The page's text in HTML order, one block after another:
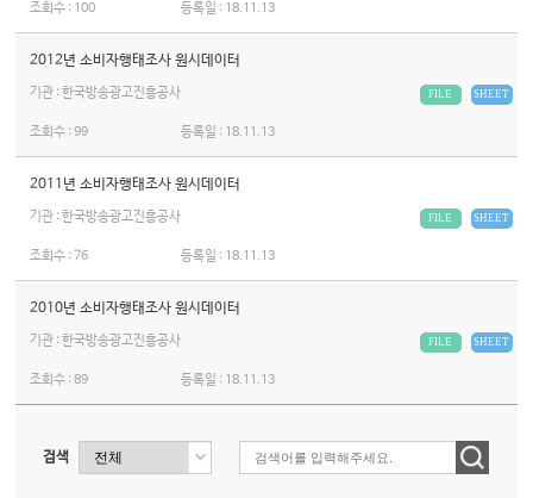
조회수 : 100 등록일 : 18.11.13
2012년 소비자행태조사 원시데이터
기관 : 한국방송광고진흥공사 SHEET
FILE
조회수 :99 등록일 : 18.11.13
2011년 소비자행태조사 원시데이터
기관 : 한국방송광고진흥공사 SHEET
FILE
조회수 :76 등록일 : 18.11.13
2010년 소비자행태조사 원시데이터
기관 : 한국방송광고진흥공사 SHEET
FILE
조회수 :89 등록일 : 18.11.13
검색